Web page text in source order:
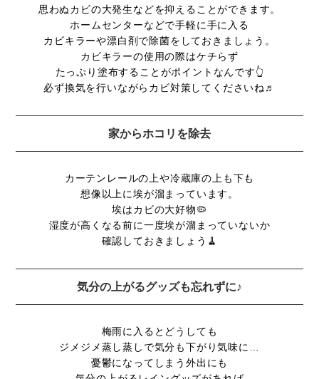
思わぬカビの大発生などを抑えることができます。
ホームセンターなどで手軽に手に入る
カビキラーや漂白剤で除菌をしておきましょう。
カビキラーの使用の際はケチらず
たっぷり塗布することがポイントなんです👆
必ず換気を行いながらカビ対策してくださいね♬
家からホコリを除去
カーテンレールの上や冷蔵庫の上も下も
想像以上に埃が溜まっています。
埃はカビの大好物🦠
湿度が高くなる前に一度埃が溜まっていないか
確認しておきましょう🧹
気分の上がるグッズも忘れずに♪
梅雨に入るとどうしても
ジメジメ蒸し蒸しで気分も下がり気味に…
憂鬱になってしまう外出にも